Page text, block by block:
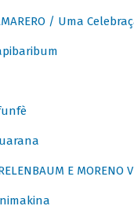
/ Uma
E MORENO